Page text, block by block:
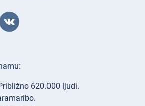
620.000 ljudi.